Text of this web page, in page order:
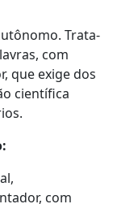
Trata-
com
que exige dos
científica
com